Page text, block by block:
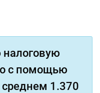
с помощью
среднем 1.370